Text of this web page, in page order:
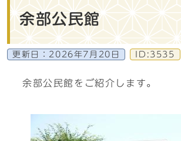
余部公民館
更新日： 2026年7月20日 ID:3535
余部公民館をご紹介します。